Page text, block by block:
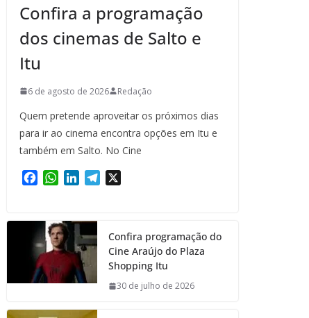
Confira a programação
dos cinemas de Salto e
Itu
6 de agosto de 2026 Redação
Quem pretende aproveitar os próximos dias
para ir ao cinema encontra opções em Itu e
também em Salto. No Cine
e
b
o
o
k
W
t
s
A
p
p
k
e
d
I
n
m
Confira programação do
Cine Araújo do Plaza
Shopping Itu
30 de julho de 2026